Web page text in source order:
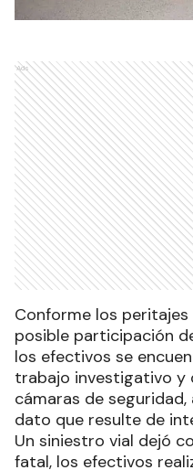
Ads
Conforme los peritajes
posible participación
los efectivos se
trabajo investigativo y
cámaras de
dato que resulte de
Un siniestro vial dejó
fatal, los efectivos